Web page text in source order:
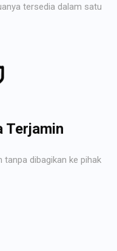
tersedia dalam satu
Terjamin
dibagikan ke pihak